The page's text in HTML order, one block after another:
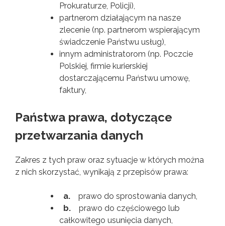
Prokuraturze, Policji),
partnerom działającym na nasze
zlecenie (np. partnerom wspierającym
świadczenie Państwu usług),
innym administratorom (np. Poczcie
Polskiej, firmie kurierskiej
dostarczającemu Państwu umowę,
faktury,
Państwa prawa, dotyczące
przetwarzania danych
Zakres z tych praw oraz sytuacje w których można
z nich skorzystać, wynikają z przepisów prawa:
a. prawo do sprostowania danych,
b. prawo do częściowego lub
całkowitego usunięcia danych,